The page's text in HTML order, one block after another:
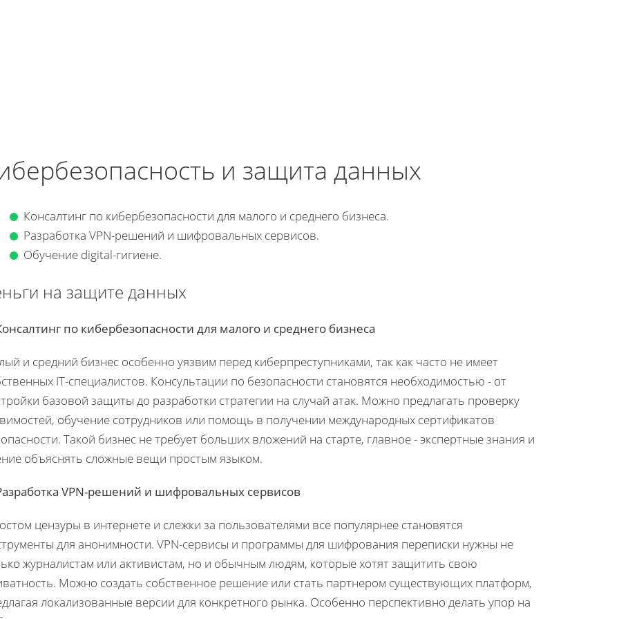
и защита данных
Консалтинг по кибербезопасности для малого и среднего бизнеса.
Разработка VPN-решений и шифровальных сервисов.
Обучение digital-гигиене.
на защите данных
по кибербезопасности для малого и среднего бизнеса
и средний бизнес особенно уязвим перед киберпреступниками, так как часто не имеет
IT-специалистов. Консультации по безопасности становятся необходимостью - от
базовой защиты до разработки стратегии на случай атак. Можно предлагать проверку
обучение сотрудников или помощь в получении международных сертификатов
Такой бизнес не требует больших вложений на старте, главное - экспертные знания и
объяснять сложные вещи простым языком.
VPN-решений и шифровальных сервисов
цензуры в интернете и слежки за пользователями все популярнее становятся
для анонимности. VPN-сервисы и программы для шифрования переписки нужны не
журналистам или активистам, но и обычным людям, которые хотят защитить свою
Можно создать собственное решение или стать партнером существующих платформ,
локализованные версии для конкретного рынка. Особенно перспективно делать упор на